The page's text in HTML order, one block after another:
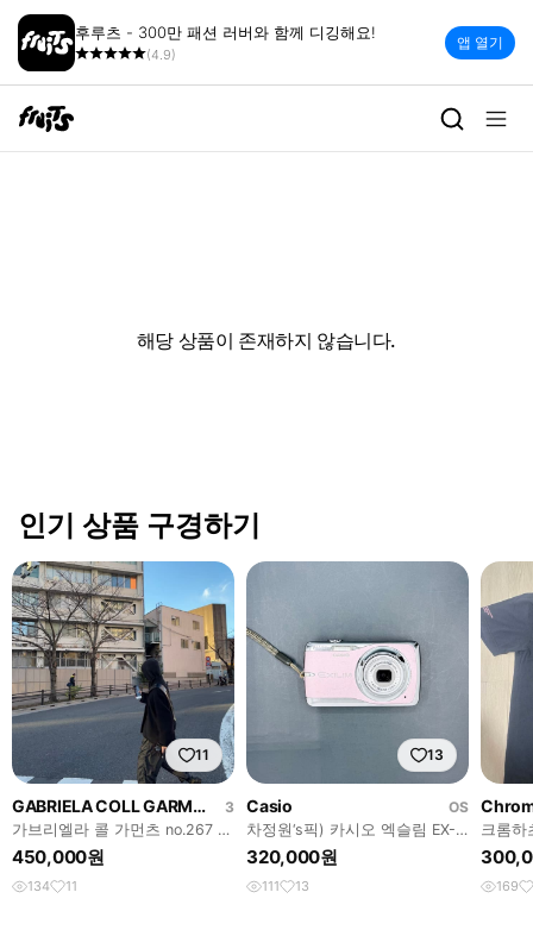
후루츠 - 300만 패션 러버와 함께 디깅해요!
(4.9)
앱 열기
해당 상품이 존재하지 않습니다.
인기 상품 구경하기
11
GABRIELA COLL GARMENTS
3
가브리엘라 콜 가먼츠 no.267 데
님 3
450,000원
134 11
13
Casio
OS
차정원‘s픽) 카시오 엑슬림 EX-
Z550 디카 빈티지 캠코더 캐논
니콘
320,000원
111 13
크롬하
츠 올
169